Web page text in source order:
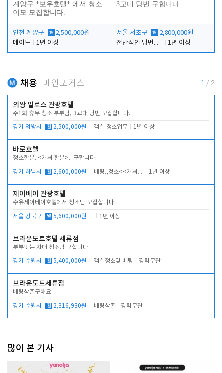
계양구 *보우호텔* 에서 청소
이모 모집합니다.
인천 계양구 월 2,500,000원
메이드
1년 이상
3교대 당번 구합니다.
서울 서초구 월 2,800,000원
전반적인 당번업무
1년 이상
채용 메인포커스 1 / 2
의왕 밀로스 관광호텔
주1회 휴무 청소 부부팀, 3교대 당번 모집합니다.
경기 의왕시 월 2,500,000원 객실 청소업무 1년 이상
바로호텔
청소한분..<캐셔 한분>.. 구합니다.
경기 하남시 월 2,600,000원 베팅.,청소<<캐셔 모셔봅니다. 1년 이상
제이베이 관광호텔
수유제이베이호텔에서 청소팀 모집합니다
서울 강북구 월 5,600,000원 1년 이상
브라운도트호텔 세류점
부부또는 자매 청소팀 구합니다.
경기 수원시 월 5,400,000원 객실청소및 베팅 경력무관
브라운도트세류점
베팅삼촌구해요
경기 수원시 월 2,316,930원 베팅삼촌 경력무관
많이 본 기사